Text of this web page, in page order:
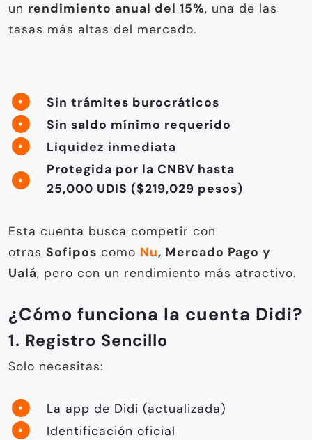
un rendimiento anual del 15%, una de las
tasas más altas del mercado.
Sin trámites burocráticos
Sin saldo mínimo requerido
Liquidez inmediata
Protegida por la CNBV hasta
25,000 UDIS ($219,029 pesos)
Esta cuenta busca competir con
otras Sofipos como Nu, Mercado Pago y
Ualá, pero con un rendimiento más atractivo.
¿Cómo funciona la cuenta Didi?
1. Registro Sencillo
Solo necesitas:
La app de Didi (actualizada)
Identificación oficial